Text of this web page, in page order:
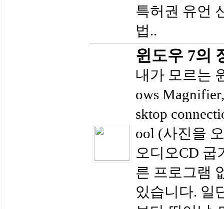
특허권 유언
법..
윈도우 7의
내가 모르는
ows
sktop
ool (사진을
오디오CD 굽
른 프로그램
있습니다. 일